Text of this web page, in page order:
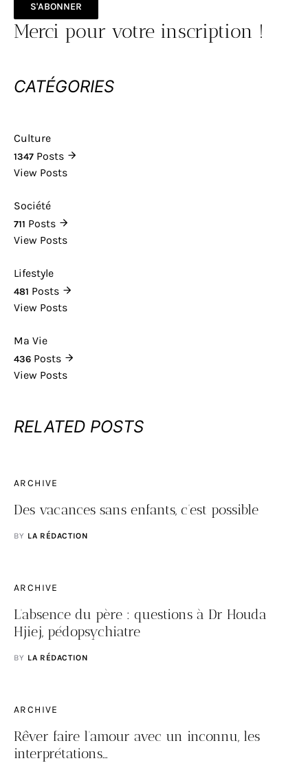
S'ABONNER
Merci pour votre inscription !
CATÉGORIES
Culture
1347 Posts
View Posts
Société
711 Posts
View Posts
Lifestyle
481 Posts
View Posts
Ma Vie
436 Posts
View Posts
RELATED POSTS
ARCHIVE
Des vacances sans enfants, c’est possible
BY LA RÉDACTION
ARCHIVE
L’absence du père : questions à Dr Houda
Hjiej, pédopsychiatre
BY LA RÉDACTION
ARCHIVE
Rêver faire l’amour avec un inconnu, les
interprétations…